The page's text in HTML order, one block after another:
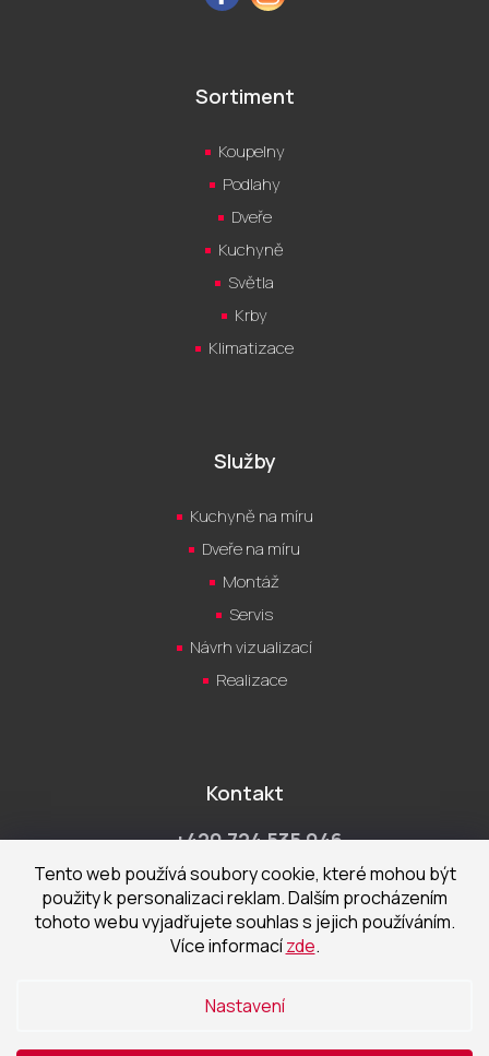
Tento web používá soubory cookie, které mohou být
použity k personalizaci reklam. Dalším procházením
tohoto webu vyjadřujete souhlas s jejich používáním.
Více informacízde.
Nastavení
Sortiment
Koupelny
Podlahy
Dveře
Kuchyně
Světla
Krby
Klimatizace
Služby
Kuchyně na míru
Dveře na míru
Montáž
Servis
Návrh vizualizací
Realizace
Kontakt
+420 724 535 046
Po-Pá 9:00 - 18:00 hod
obchod@cecetka.cz
370 01 České Budějovice